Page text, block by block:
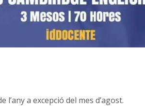
a excepció del mes d’agost.